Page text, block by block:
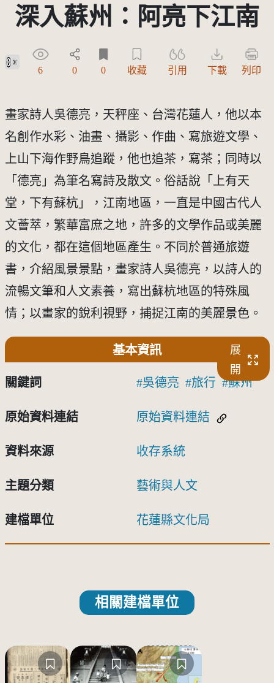
深入蘇州：阿亮下江南
公眾領域貢獻宣告(CC0)
6 0 0 收藏 引用 下載 列印
畫家詩人吳德亮，天秤座、台灣花蓮人，他以本
名創作水彩、油畫、攝影、作曲、寫旅遊文學、
上山下海作野鳥追蹤，他也追茶，寫茶；同時以
「德亮」為筆名寫詩及散文。俗話說「上有天
堂，下有蘇杭」，江南地區，一直是中國古代人
文薈萃，繁華富庶之地，許多的文學作品或美麗
的文化，都在這個地區產生。不同於普通旅遊
書，介紹風景景點，畫家詩人吳德亮，以詩人的
流暢文筆和人文素養，寫出蘇杭地區的特殊風
情；以畫家的銳利視野，捕捉江南的美麗景色。
基本資訊
展
開
關鍵詞 吳德亮 旅行 蘇州
原始資料連結 原始資料連結
資料來源 收存系統
主題分類 藝術與人文
建檔單位 花蓮縣文化局
相關建檔單位